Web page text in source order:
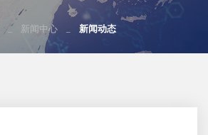
新闻中心 新闻动态